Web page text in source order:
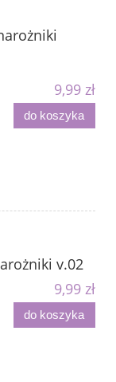
9,99 zł
do koszyka
v.02
9,99 zł
do koszyka